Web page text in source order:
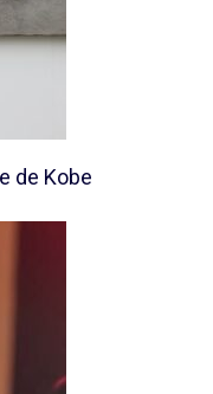
de Kobe